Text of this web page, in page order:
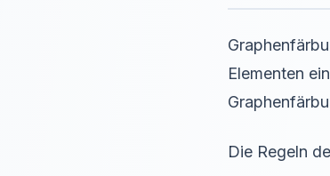
Elementen
Die Regeln